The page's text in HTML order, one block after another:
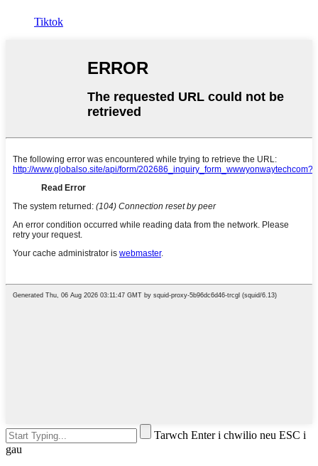
Tiktok
Tarwch Enter i chwilio neu ESC i
gau